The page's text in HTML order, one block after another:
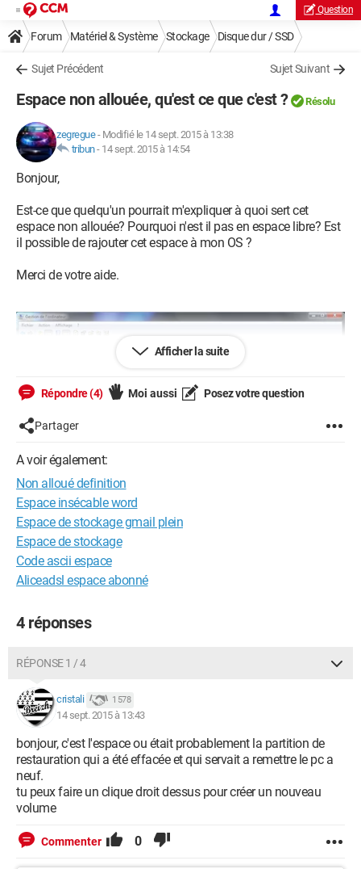
Question
Forum Matériel & Système Stockage Disque dur / SSD
Sujet Précédent Sujet Suivant
Espace non allouée, qu'est ce que c'est ? Résolu
zegregue- Modifié le 14 sept. 2015 à 13:38
tribun- 14 sept. 2015 à 14:54
Bonjour,
Est-ce que quelqu'un pourrait m'expliquer à quoi sert cet
espace non allouée? Pourquoi n'est il pas en espace libre? Est
il possible de rajouter cet espace à mon OS ?
Merci de votre aide.
Afficher la suite
Répondre (4) Moi aussi Posez votre question
Partager
A voir également:
Non alloué definition
Espace insécable word
Espace de stockage gmail plein
Espace de stockage
Code ascii espace
Aliceadsl espace abonné
4 réponses
RÉPONSE 1 / 4
cristali 1 578
14 sept. 2015 à 13:43
bonjour, c'est l'espace ou était probablement la partition de
restauration qui a été effacée et qui servait a remettre le pc a
neuf.
tu peux faire un clique droit dessus pour créer un nouveau
volume
Commenter 0